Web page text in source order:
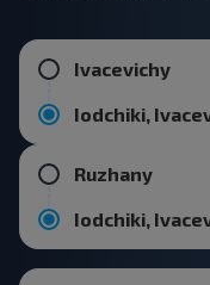
Ivacevichy
Ruzhany